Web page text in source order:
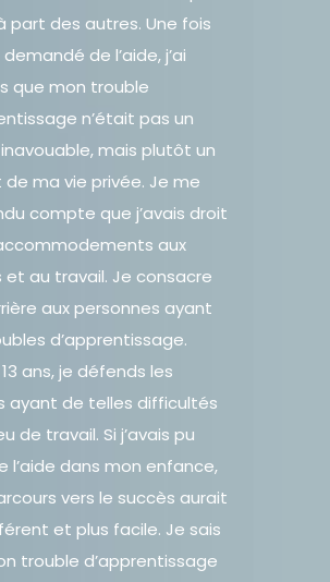
part des autres. Une fois
demandé de l’aide, j’ai
que mon trouble
n’était pas un
mais plutôt un
ma vie privée. Je me
compte que j’avais droit
aux
et au travail. Je consacre
aux personnes ayant
d’apprentissage.
ans, je défends les
ayant de telles difficultés
de travail. Si j’avais pu
l’aide dans mon enfance,
vers le succès aurait
et plus facile. Je sais
trouble d’apprentissage